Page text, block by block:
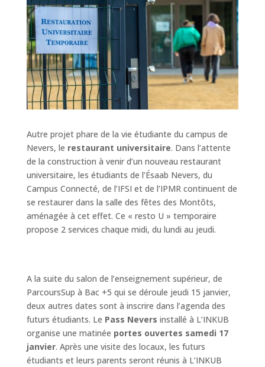
Autre projet phare de la vie étudiante du campus de
Nevers, le restaurant universitaire. Dans l’attente
de la construction à venir d’un nouveau restaurant
universitaire, les étudiants de l’Ésaab Nevers, du
Campus Connecté, de l’IFSI et de l’IPMR continuent de
se restaurer dans la salle des fêtes des Montôts,
aménagée à cet effet. Ce « resto U » temporaire
propose 2 services chaque midi, du lundi au jeudi.
A la suite du salon de l’enseignement supérieur, de
ParcoursSup à Bac +5 qui se déroule jeudi 15 janvier,
deux autres dates sont à inscrire dans l’agenda des
futurs étudiants. Le Pass Nevers installé à L’INKUB
organise une matinée portes ouvertes samedi 17
janvier. Après une visite des locaux, les futurs
étudiants et leurs parents seront réunis à L’INKUB